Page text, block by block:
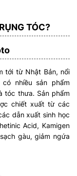
TÓC?
tới từ Nhật Bản, nổi
nhiều sản phẩm
tóc thưa. Sản phẩm
chiết xuất từ các
dẫn xuất sinh học
Acid, Kamigen
gàu, giảm ngứa